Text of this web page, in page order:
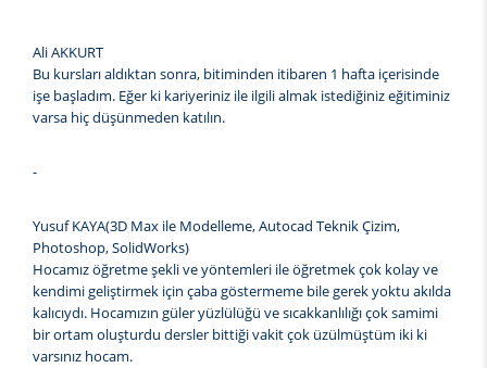
Ali AKKURT
Bu kursları aldıktan sonra, bitiminden itibaren 1 hafta içerisinde
işe başladım. Eğer ki kariyeriniz ile ilgili almak istediğiniz eğitiminiz
varsa hiç düşünmeden katılın.
-
Yusuf KAYA(3D Max ile Modelleme, Autocad Teknik Çizim,
Photoshop, SolidWorks)
Hocamız öğretme şekli ve yöntemleri ile öğretmek çok kolay ve
kendimi geliştirmek için çaba göstermeme bile gerek yoktu akılda
kalıcıydı. Hocamızın güler yüzlülüğü ve sıcakkanlılığı çok samimi
bir ortam oluşturdu dersler bittiği vakit çok üzülmüştüm iki ki
varsınız hocam.